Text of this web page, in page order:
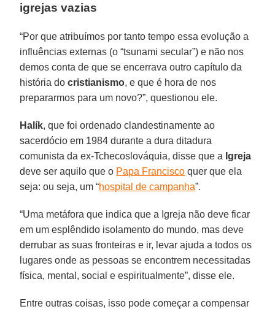
igrejas vazias
“Por que atribuímos por tanto tempo essa evolução a
influências externas (o “tsunami secular”) e não nos
demos conta de que se encerrava outro capítulo da
história docristianismo, e que é hora de nos
prepararmos para um novo?”, questionou ele.
Halík, que foi ordenado clandestinamente ao
sacerdócio em 1984 durante a dura ditadura
comunista da ex-Tchecoslováquia, disse que a Igreja
deve ser aquilo que o Papa Francisco quer que ela
seja: ou seja, um “hospital de campanha”.
“Uma metáfora que indica que a Igreja não deve ficar
em um esplêndido isolamento do mundo, mas deve
derrubar as suas fronteiras e ir, levar ajuda a todos os
lugares onde as pessoas se encontrem necessitadas
física, mental, social e espiritualmente”, disse ele.
Entre outras coisas, isso pode começar a compensar